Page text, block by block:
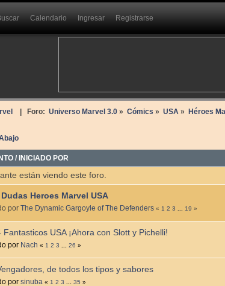
Calendario Ingresar Registrarse
| Foro: Universo Marvel 3.0» Cómics » USA » Héroes
/INICIADO POR
están viendo este foro.
Heroes Marvel USA
porThe Dynamic Gargoyle of The Defenders « 1 2 3 19 »
Fantasticos USA ¡Ahora con Slott y Pichelli!
por Nach « 1 2 3 ...26 »
de todos los tipos y sabores
porsinuba « 1 2 3 ...35 »